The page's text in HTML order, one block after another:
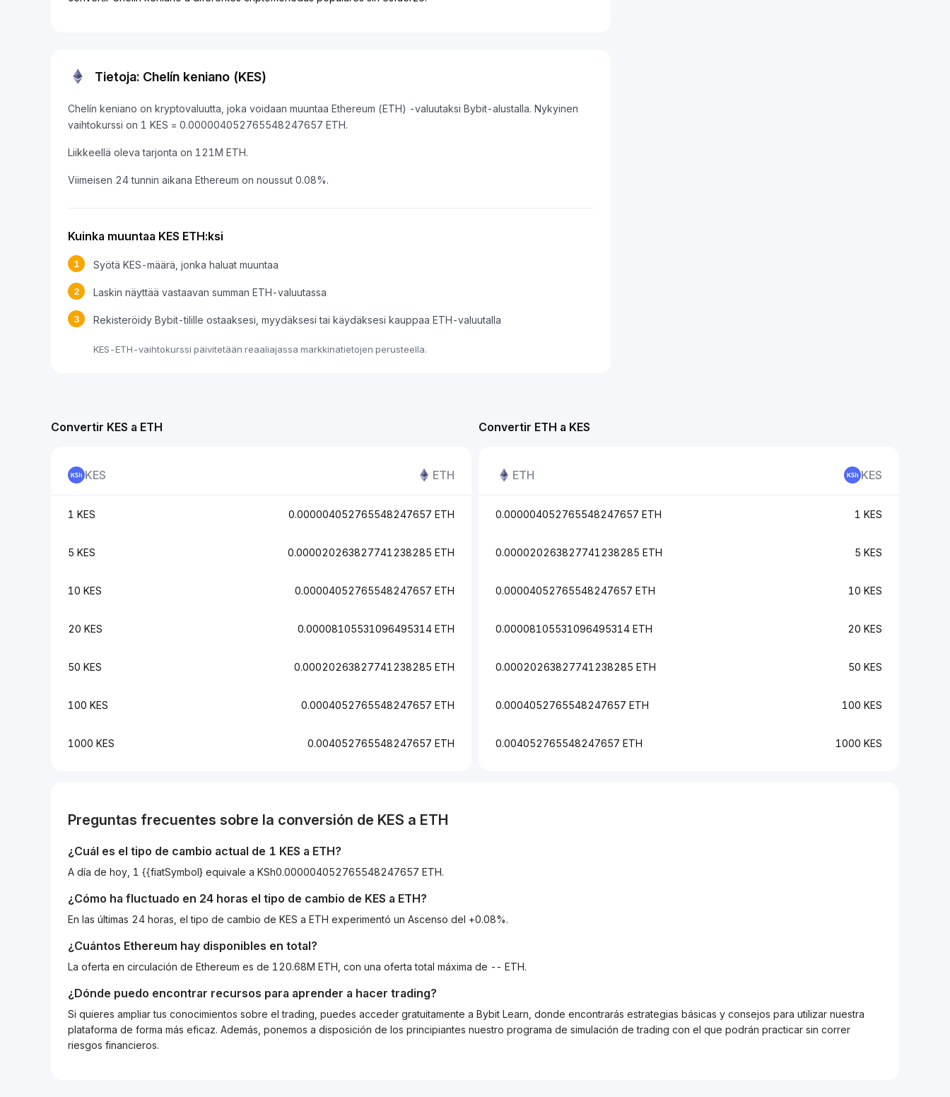
Tietoja: Chelín keniano (KES)
Chelín keniano on kryptovaluutta, joka voidaan muuntaa Ethereum (ETH) -valuutaksi Bybit-alustalla. Nykyinen
vaihtokurssi on 1 KES = 0.000004052765548247657 ETH.
Liikkeellä oleva tarjonta on 121M ETH.
Viimeisen 24 tunnin aikana Ethereum on noussut 0.08%.
Kuinka muuntaa KES ETH:ksi
1 Syötä KES-määrä, jonka haluat muuntaa
2 Laskin näyttää vastaavan summan ETH-valuutassa
3 Rekisteröidy Bybit-tilille ostaaksesi, myydäksesi tai käydäksesi kauppaa ETH-valuutalla
KES-ETH-vaihtokurssi päivitetään reaaliajassa markkinatietojen perusteella.
Convertir ETH a KES
ETH KES
0.000004052765548247657 ETH 1 KES
0.000020263827741238285 ETH 5 KES
0.00004052765548247657 ETH 10 KES
0.00008105531096495314 ETH 20 KES
0.00020263827741238285 ETH 50 KES
0.0004052765548247657 ETH 100 KES
0.004052765548247657 ETH 1000 KES
Convertir KES a ETH
KES ETH
1 KES 0.000004052765548247657 ETH
5 KES 0.000020263827741238285 ETH
10 KES 0.00004052765548247657 ETH
20 KES 0.00008105531096495314 ETH
50 KES 0.00020263827741238285 ETH
100 KES 0.0004052765548247657 ETH
1000 KES 0.004052765548247657 ETH
Preguntas frecuentes sobre la conversión de KES a ETH
¿Cuál es el tipo de cambio actual de 1 KES a ETH?
A día de hoy, 1 {{fiatSymbol} equivale a KSh0.000004052765548247657 ETH.
¿Cómo ha fluctuado en 24 horas el tipo de cambio de KES a ETH?
En las últimas 24 horas, el tipo de cambio de KES a ETH experimentó un Ascenso del +0.08%.
¿Cuántos Ethereum hay disponibles en total?
La oferta en circulación de Ethereum es de 120.68M ETH, con una oferta total máxima de -- ETH.
¿Dónde puedo encontrar recursos para aprender a hacer trading?
Si quieres ampliar tus conocimientos sobre el trading, puedes acceder gratuitamente a Bybit Learn, donde encontrarás estrategias básicas y consejos para utilizar nuestra
plataforma de forma más eficaz. Además, ponemos a disposición de los principiantes nuestro programa de simulación de trading con el que podrán practicar sin correr
riesgos financieros.